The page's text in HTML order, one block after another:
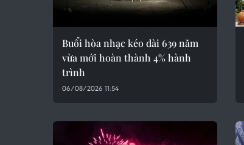
Buổi hòa nhạc kéo dài 639 năm
vừa mới hoàn thành 4% hành
trình
06/08/2026 11:54